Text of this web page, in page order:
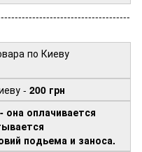
по Киеву
- 200 грн
она оплачивается
подьема и заноса.